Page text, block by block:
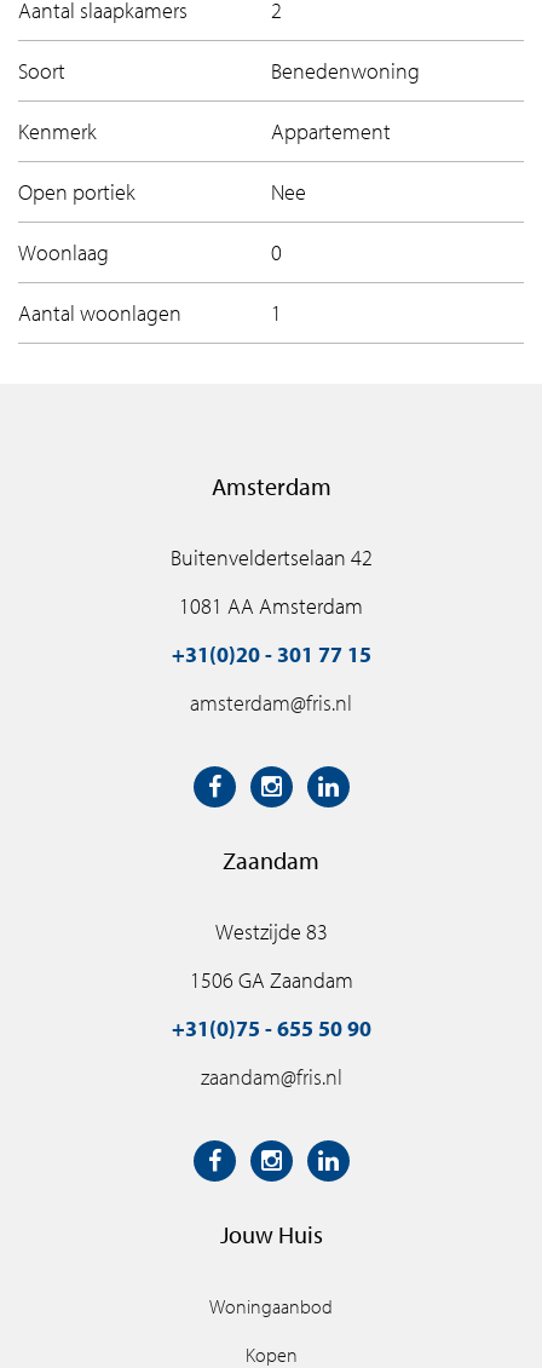
Aantal slaapkamers 2
Soort Benedenwoning
Kenmerk Appartement
Open portiek Nee
Woonlaag 0
Aantal woonlagen 1
Amsterdam
Buitenveldertselaan 42
1081 AA Amsterdam
+31(0)20 - 301 77 15
amsterdam@fris.nl
Zaandam
Westzijde 83
1506 GA Zaandam
+31(0)75 - 655 50 90
zaandam@fris.nl
Jouw Huis
Woningaanbod
Kopen